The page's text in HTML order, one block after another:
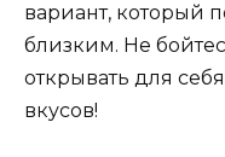
вариант, который
близким. Не
открывать для
вкусов!